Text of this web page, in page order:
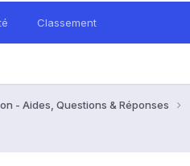
Classement
- Aides, Questions & Réponses